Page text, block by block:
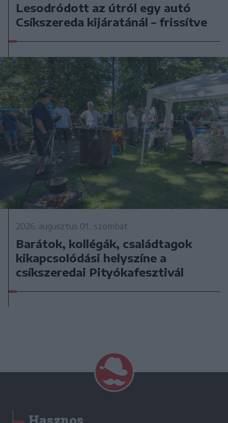
Lesodródott az útról egy autó
Csíkszereda kijáratánál – frissítve
2026. augusztus 01., szombat
Barátok, kollégák, családtagok
kikapcsolódási helyszíne a
csíkszeredai Pityókafesztivál